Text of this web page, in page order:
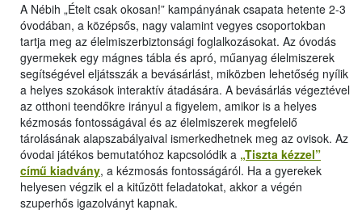
A Nébih „Ételt csak okosan!” kampányának csapata hetente 2-3
óvodában, a középsős, nagy valamint vegyes csoportokban
tartja meg az élelmiszerbiztonsági foglalkozásokat. Az óvodás
gyermekek egy mágnes tábla és apró, műanyag élelmiszerek
segítségével eljátsszák a bevásárlást, miközben lehetőség nyílik
a helyes szokások interaktív átadására. A bevásárlás végeztével
az otthoni teendőkre irányul a figyelem, amikor is a helyes
kézmosás fontosságával és az élelmiszerek megfelelő
tárolásának alapszabályaival ismerkedhetnek meg az ovisok. Az
óvodai játékos bemutatóhoz kapcsolódik a „Tiszta kézzel”
című kiadvány, a kézmosás fontosságáról. Ha a gyerekek
helyesen végzik el a kitűzött feladatokat, akkor a végén
szuperhős igazolványt kapnak.